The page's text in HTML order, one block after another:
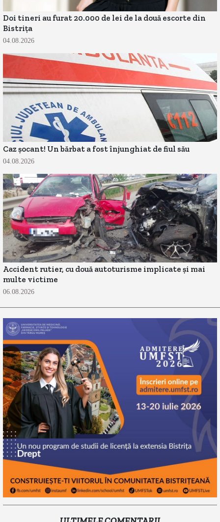
Doi tineri au furat 20.000 de lei de la două escorte din
Bistrița
04.08.2026
Caz șocant! Un bărbat a fost înjunghiat de fiul său
04.08.2026
Accident rutier, cu două autoturisme implicate și mai
multe victime
06.08.2026